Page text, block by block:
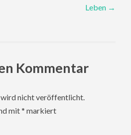
Leben →
Kommentar
nicht veröffentlicht.
mit* markiert